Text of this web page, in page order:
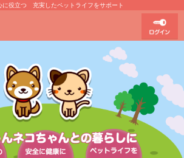
に役立つ 充実したペットライフをサポート